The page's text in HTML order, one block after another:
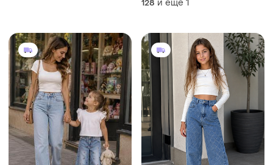
128 и еще 1